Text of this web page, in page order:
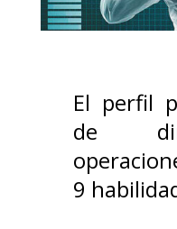
El perfil
de
9